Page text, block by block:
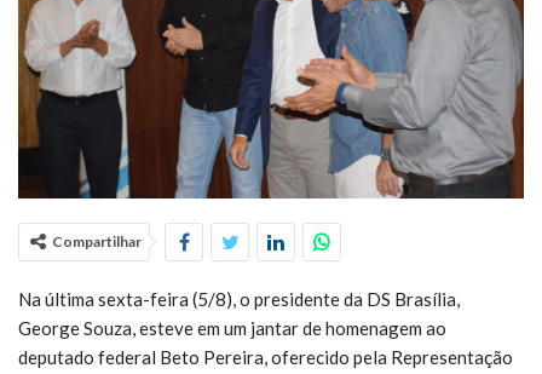
Compartilhar
Na última sexta-feira (5/8), o presidente da DS Brasília,
George Souza, esteve em um jantar de homenagem ao
deputado federal Beto Pereira, oferecido pela Representação